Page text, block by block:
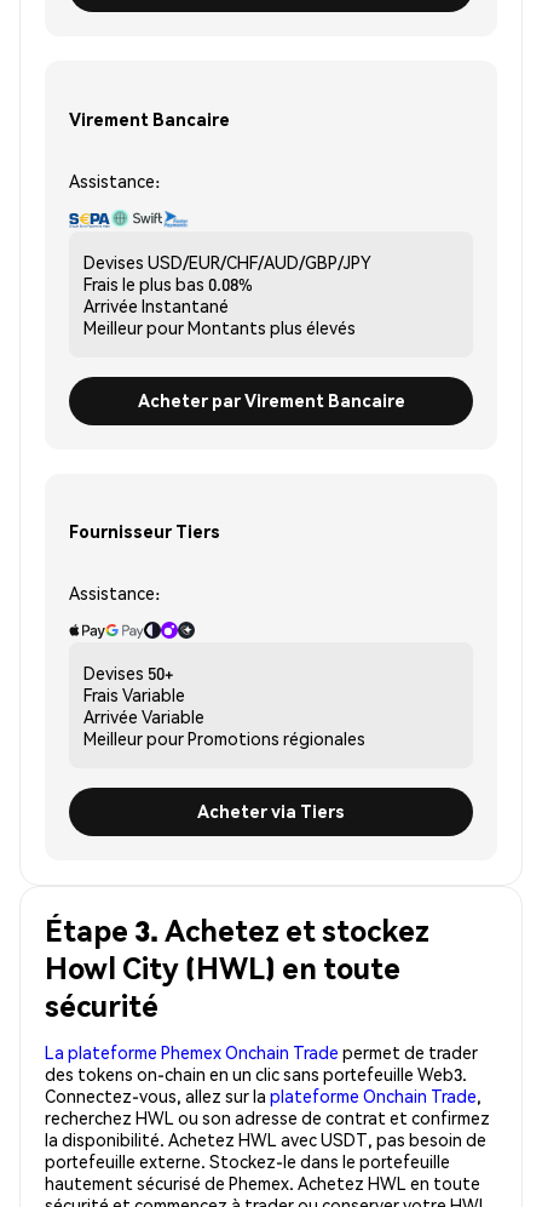
Virement Bancaire
Assistance:
Devises USD/EUR/CHF/AUD/GBP/JPY
Frais le plus bas 0.08%
Arrivée Instantané
Meilleur pourMontants plus élevés
Acheter par Virement Bancaire
Fournisseur Tiers
Assistance:
Devises 50+
Frais Variable
Arrivée Variable
Meilleur pourPromotions régionales
Acheter via Tiers
Étape 3. Achetez et stockez
Howl City (HWL) en toute
sécurité
La plateforme Phemex Onchain Trade permet de trader
des tokens on-chain en un clic sans portefeuille Web3.
Connectez-vous, allez sur la plateforme Onchain Trade,
recherchez HWL ou son adresse de contrat et confirmez
la disponibilité. Achetez HWL avec USDT, pas besoin de
portefeuille externe. Stockez-le dans le portefeuille
hautement sécurisé de Phemex. Achetez HWL en toute